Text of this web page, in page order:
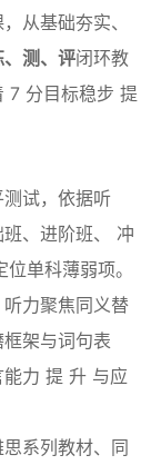
从基础夯实、
、测、评闭环教
7 分目标稳步 提
试，依据听
、进阶班、 冲
单科薄弱项。
力聚焦同义替
架与词句表
力 提 升 与应
系列教材、同